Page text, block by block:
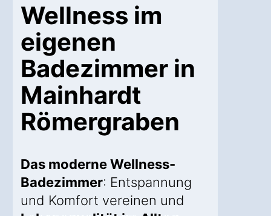
Wellness im
eigenen
Badezimmer in
Mainhardt
Römergraben
Das moderne Wellness-
Badezimmer: Entspannung
und Komfort vereinen und